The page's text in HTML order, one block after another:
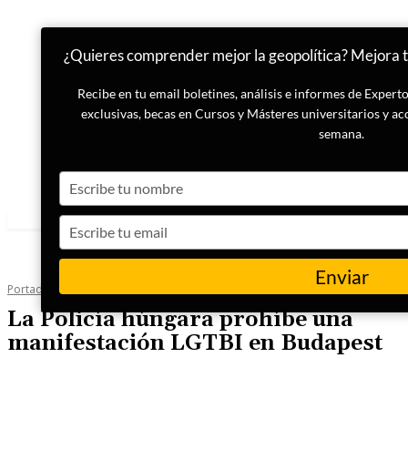
Portada Actualidad
La Policía húngara prohíbe una
manifestación LGTBI en Budapest
¿Quieres comprender mejor la geopolítica? Mejora
Recibe en tu email boletines, análisis e informes de
exclusivas, becas en Cursos y Másteres universitarios y
semana.
your
name
your
email
Enviar